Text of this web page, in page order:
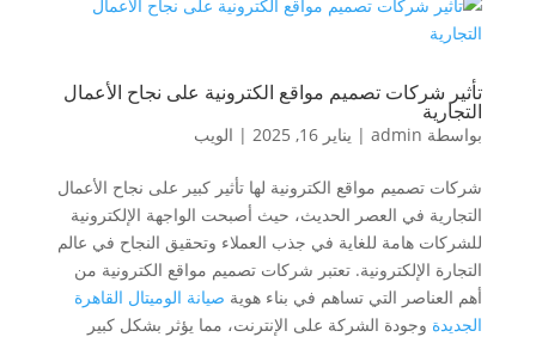
تأثير شركات تصميم مواقع الكترونية على نجاح الأعمال
التجارية
بواسطة admin
| يناير 16, 2025 | الويب
شركات تصميم مواقع الكترونية لها تأثير كبير على نجاح الأعمال
التجارية في العصر الحديث، حيث أصبحت الواجهة الإلكترونية
للشركات هامة للغاية في جذب العملاء وتحقيق النجاح في عالم
التجارة الإلكترونية. تعتبر شركات تصميم مواقع الكترونية من
أهم العناصر التي تساهم في بناء هوية صيانة الوميتال القاهرة
الجديدة وجودة الشركة على الإنترنت، مما يؤثر بشكل كبير